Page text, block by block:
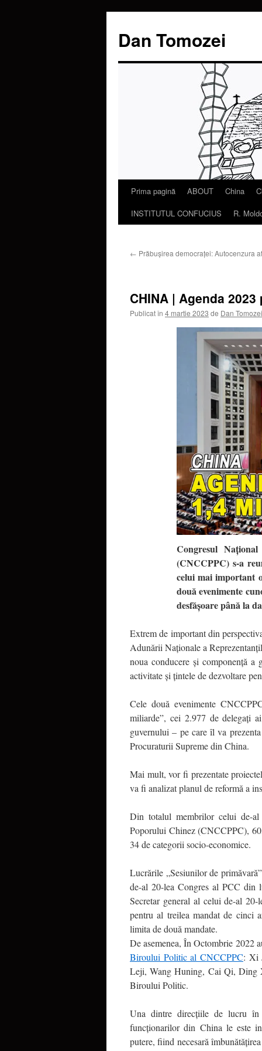
Dan Tomozei
SariPrima pagină ABOUT China
INSTITUTUL CONFUCIUS
R.
← Prăbușirea democraței: Autocenzura
CHINA | Agenda
Publicat în 4 martie 2023 de Dan Tomozei
Congresul
(CNCCPPC) s-a
celui mai important
două evenimente
desfășoare până la
Extrem de important din
Adunării Naționale a
noua conducere și componență
activitate și țintele de dezvoltare
Cele două evenimente
miliarde”, cei 2.977 de delegați
guvernului – pe care îl va
Procuraturii Supreme din China.
Mai mult, vor fi prezentate
va fi analizat planul de reformă a
Din totalul membrilor celui de-
Poporului Chinez (CNCCPPC),
34 de categorii socio-economice.
Lucrările „Sesiunilor de
de-al 20-lea Congres al PCC din
Secretar general al celui de-al
pentru al treilea mandat de cinci
limita de două mandate.
De asemenea, În Octombrie 2022
Biroului Politic al CNCCPPC: Xi
Leji, Wang Huning, Cai Qi, Ding
Biroului Politic.
Una dintre direcțiile de lucru
funcționarilor din China le este
putere, fiind necesară